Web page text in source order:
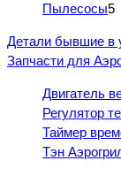
Пылесосы5
Детали бывшие в
Запчасти для
Двигатель
Регулятор
Таймер
Тэн